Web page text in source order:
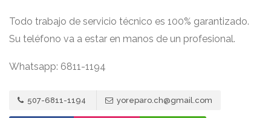
Todo trabajo de servicio técnico es 100% garantizado.
Su teléfono va a estar en manos de un profesional.
Whatsapp: 6811-1194
507-6811-1194 yoreparo.ch@gmail.com